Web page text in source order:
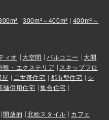
300m²～400m²
400m²～
ィオ 大空間 バルコニー
大開
観・エクステリア
スキップフロ
屋 二世帯住宅 都市型住宅
シ
舗併用住宅
集合住宅
開放的 北欧スタイル
カフェ